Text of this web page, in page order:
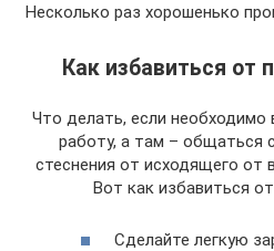
Несколько раз хорошенько
Как избавиться от
Что делать, если необходимо
работу, а там – общаться
стеснения от исходящего от
Вот как избавиться
Сделайте легкую